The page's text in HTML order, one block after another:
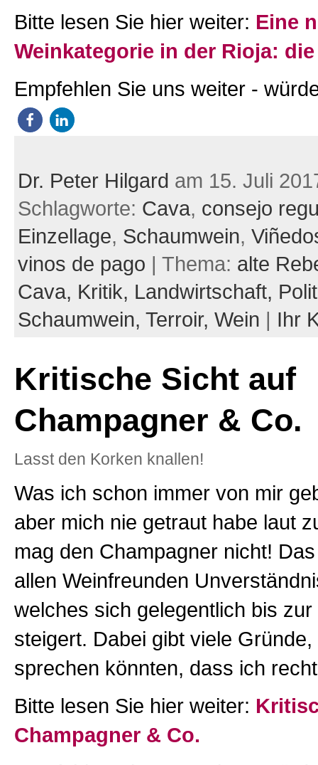
Bitte lesen Sie hier weiter: Eine
Weinkategorie in der Rioja:
Empfehlen Sie uns weiter -
Dr. Peter Hilgard am 15. Juli
Schlagworte: Cava, consejo
Einzellage, Schaumwein,
vinos de pago | Thema: alte
Cava, Kritik, Landwirtschaft,
Schaumwein, Terroir, Wein Ihr
Kritische Sicht auf
Champagner & Co.
Lasst den Korken knallen!
Was ich schon immer von mir
aber mich nie getraut habe laut
mag den Champagner nicht!
allen Weinfreunden
welches sich gelegentlich bis
steigert. Dabei gibt viele
sprechen könnten, dass ich
Bitte lesen Sie hier weiter:
Champagner & Co.